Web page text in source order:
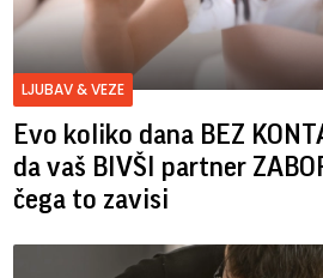
LJUBAV & VEZE
Evo koliko dana BEZ
da vaš BIVŠI partner
čega to zavisi